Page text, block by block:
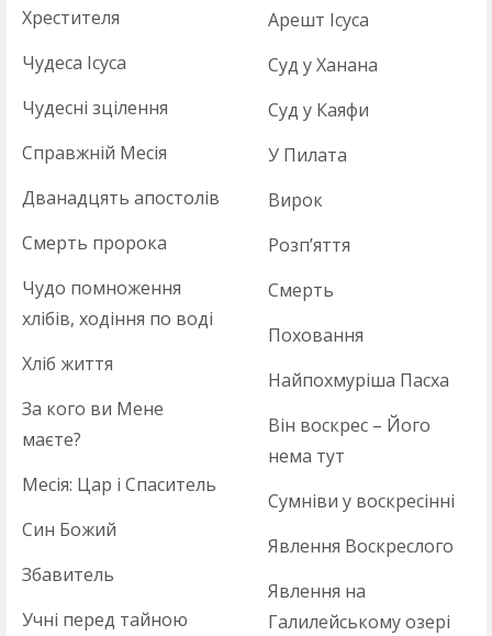
Хрестителя
Чудеса Ісуса
Чудесні зцілення
Справжній Месія
Дванадцять апостолів
Смерть пророка
Чудо помноження
хлібів, ходіння по воді
Хліб життя
За кого ви Мене
маєте?
Месія: Цар і Спаситель
Син Божий
Збавитель
Учні перед тайною
Арешт Ісуса
Суд у Ханана
Суд у Каяфи
У Пилата
Вирок
Розп’яття
Смерть
Поховання
Найпохмуріша Пасха
Він воскрес – Його
нема тут
Сумніви у воскресінні
Явлення Воскреслого
Явлення на
Галилейському озері